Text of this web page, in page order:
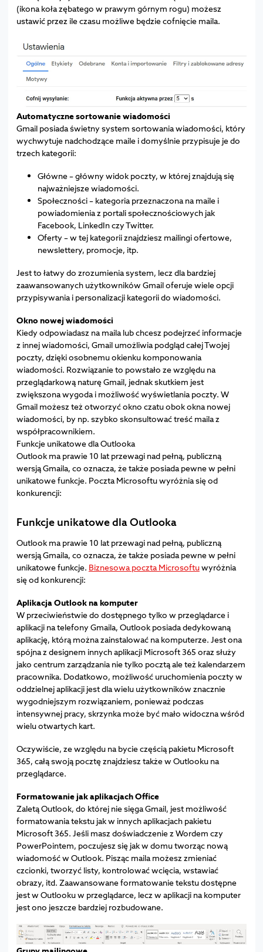
(ikona koła zębatego w prawym górnym rogu) możesz
ustawić przez ile czasu możliwe będzie cofnięcie maila.
Automatyczne sortowanie wiadomości
Gmail posiada świetny system sortowania wiadomości, który
wychwytuje nadchodzące maile i domyślnie przypisuje je do
trzech kategorii:
Główne – główny widok poczty, w której znajdują się
najważniejsze wiadomości.
Społeczności – kategoria przeznaczona na maile i
powiadomienia z portali społecznościowych jak
Facebook, LinkedIn czy Twitter.
Oferty – w tej kategorii znajdziesz mailingi ofertowe,
newslettery, promocje, itp.
Jest to łatwy do zrozumienia system, lecz dla bardziej
zaawansowanych użytkowników Gmail oferuje wiele opcji
przypisywania i personalizacji kategorii do wiadomości.
Okno nowej wiadomości
Kiedy odpowiadasz na maila lub chcesz podejrzeć informacje
z innej wiadomości, Gmail umożliwia podgląd całej Twojej
poczty, dzięki osobnemu okienku komponowania
wiadomości. Rozwiązanie to powstało ze względu na
przeglądarkową naturę Gmail, jednak skutkiem jest
zwiększona wygoda i możliwość wyświetlania poczty. W
Gmail możesz też otworzyć okno czatu obok okna nowej
wiadomości, by np. szybko skonsultować treść maila z
współpracownikiem.
Funkcje unikatowe dla Outlooka
Outlook ma prawie 10 lat przewagi nad pełną, publiczną
wersją Gmaila, co oznacza, że także posiada pewne w pełni
unikatowe funkcje. Poczta Microsoftu wyróżnia się od
konkurencji:
Funkcje unikatowe dla Outlooka
Outlook ma prawie 10 lat przewagi nad pełną, publiczną
wersją Gmaila, co oznacza, że także posiada pewne w pełni
unikatowe funkcje. Biznesowa poczta Microsoftuwyróżnia
się od konkurencji:
Aplikacja Outlook na komputer
W przeciwieństwie do dostępnego tylko w przeglądarce i
aplikacji na telefony Gmaila, Outlook posiada dedykowaną
aplikację, którą można zainstalować na komputerze. Jest ona
spójna z designem innych aplikacji Microsoft 365 oraz służy
jako centrum zarządzania nie tylko pocztą ale też kalendarzem
pracownika. Dodatkowo, możliwość uruchomienia poczty w
oddzielnej aplikacji jest dla wielu użytkowników znacznie
wygodniejszym rozwiązaniem, ponieważ podczas
intensywnej pracy, skrzynka może być mało widoczna wśród
wielu otwartych kart.
Oczywiście, ze względu na bycie częścią pakietu Microsoft
365, całą swoją pocztę znajdziesz także w Outlooku na
przeglądarce.
Formatowanie jak aplikacjach Office
Zaletą Outlook, do której nie sięga Gmail, jest możliwość
formatowania tekstu jak w innych aplikacjach pakietu
Microsoft 365. Jeśli masz doświadczenie z Wordem czy
PowerPointem, poczujesz się jak w domu tworząc nową
wiadomość w Outlook. Pisząc maila możesz zmieniać
czcionki, tworzyć listy, kontrolować wcięcia, wstawiać
obrazy, itd. Zaawansowane formatowanie tekstu dostępne
jest w Outlooku w przeglądarce, lecz w aplikacji na komputer
jest ono jeszcze bardziej rozbudowane.